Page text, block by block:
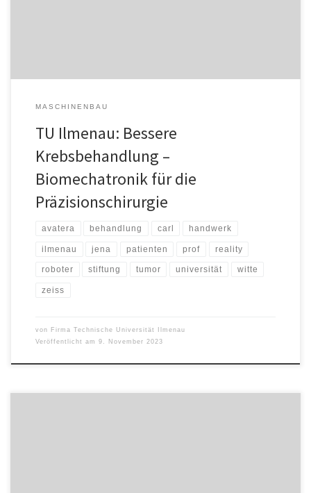
MASCHINENBAU
TU Ilmenau: Bessere
Krebsbehandlung –
Biomechatronik für die
Präzisionschirurgie
avatera behandlung carl handwerk
ilmenau jena patienten prof reality
roboter stiftung tumor universität witte
zeiss
von Firma Technische Universität Ilmenau
Veröffentlicht am 9. November 2023